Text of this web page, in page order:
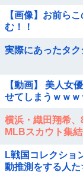
【画像】お前ら
む！！
実際にあったタ
【動画】 美人女
せてしまうｗｗｗ
横浜・織田翔希
MLBスカウト集
L戦国コレクショ
動推測をする人